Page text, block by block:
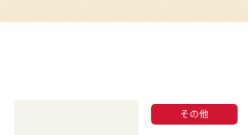
商品一覧
プレミアムにんじんジュース京くれない
その他